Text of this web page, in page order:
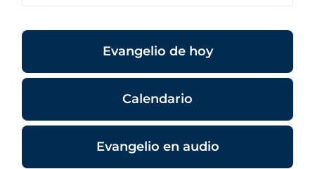
Evangelio de hoy
Calendario
Evangelio en audio